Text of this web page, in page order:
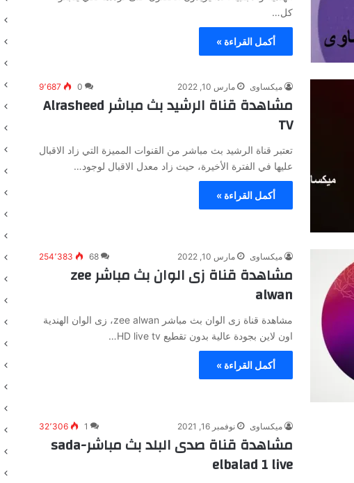
كل…
أكمل القراءة »
ميكساوى مارس 10, 2022 0 9٬687
مشاهدة قناة الرشيد بث مباشر Alrasheed
TV
تعتبر قناة الرشيد بث مباشر من القنوات المميزة التي زاد الاقبال
عليها في الفترة الأخيرة، حيث زاد معدل الاقبال لوجود…
أكمل القراءة »
ميكساوى مارس 10, 2022 68 254٬383
مشاهدة قناة زى الوان بث مباشر zee
alwan
مشاهدة قناة زى الوان بث مباشر zee alwan، زى الوان الهندية
اون لاين بجودة عالية بدون تقطيع HD live tv…
أكمل القراءة »
ميكساوى نوفمبر 16, 2021 1 32٬306
مشاهدة قناة صدى البلد بث مباشر-sada
elbalad 1 live